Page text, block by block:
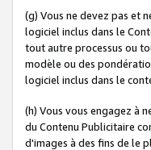
(g) Vous ne devez pas et
logiciel inclus dans le
tout autre processus ou
modèle ou des
logiciel inclus dans le
(h) Vous vous engagez à
du Contenu Publicitaire
d'images à des fins de le